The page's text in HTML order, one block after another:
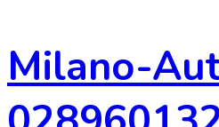
al
contenuto
Milano-